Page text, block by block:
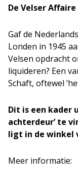
De Velser Affaire
Gaf de
Londen in 1945
Velsen opdracht
liquideren? Een
Schaft, oftewel
Dit is een kader
achterdeur’ te
ligt in de winkel
Meer informatie: